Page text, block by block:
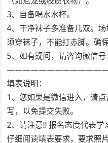
3、自备喝水水杯。
4、干净袜子多准备几双。
须穿袜子，不能打赤脚。确
5、如有疑问，请咨询微信
填表说明：
1、您如果是微信进入，请
写，以免提交失败。
2、请注意!! 报名态度代表
仔细阅读填表要求，要求照